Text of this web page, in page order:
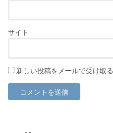
サイト
新しい投稿をメールで受け取る